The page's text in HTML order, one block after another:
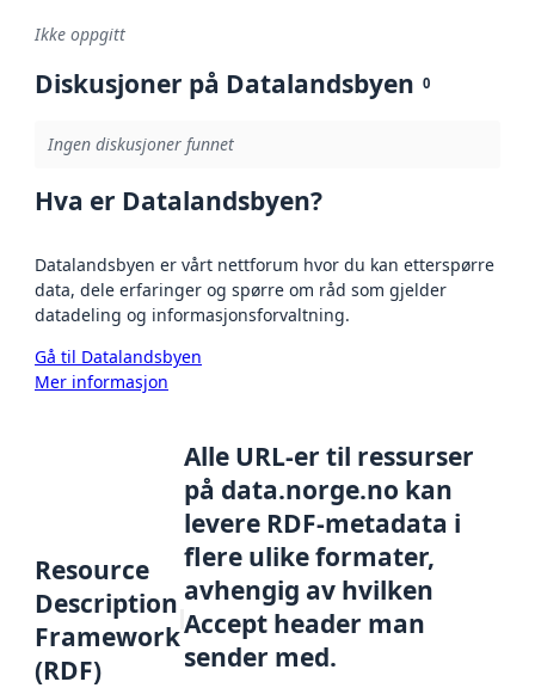
Ikke oppgitt
Diskusjoner på Datalandsbyen 0
Ingen diskusjoner funnet
Hva er Datalandsbyen?
Datalandsbyen er vårt nettforum hvor du kan etterspørre
data, dele erfaringer og spørre om råd som gjelder
datadeling og informasjonsforvaltning.
Gå til Datalandsbyen
Mer informasjon
Resource
Description
Framework
(RDF)
Alle URL-er til ressurser
på data.norge.no kan
levere RDF-metadata i
flere ulike formater,
avhengig av hvilken
Accept header man
sender med.